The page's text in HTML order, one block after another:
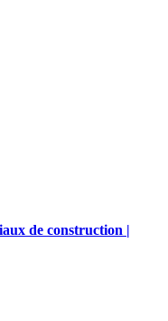
de construction |